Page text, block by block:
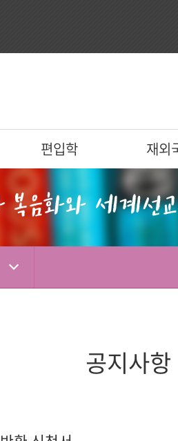
편입학 재외
공지사항